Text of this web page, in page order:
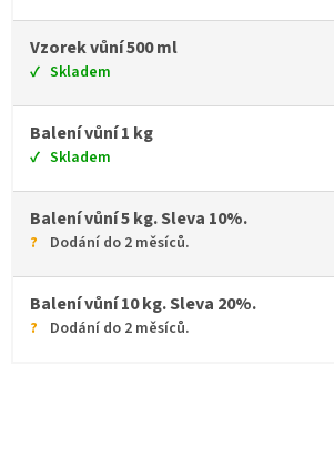
Vzorek vůní 500 ml
Skladem
Balení vůní 1 kg
Skladem
Balení vůní 5 kg. Sleva 10%.
Dodání do 2 měsíců.
Balení vůní 10 kg. Sleva 20%.
Dodání do 2 měsíců.